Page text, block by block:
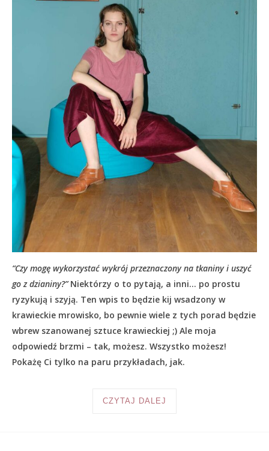
“Czy mogę wykorzystać wykrój przeznaczony na tkaniny i uszyć
go z dzianiny?”Niektórzy o to pytają, a inni… po prostu
ryzykują i szyją. Ten wpis to będzie kij wsadzony w
krawieckie mrowisko, bo pewnie wiele z tych porad będzie
wbrew szanowanej sztuce krawieckiej ;) Ale moja
odpowiedź brzmi – tak, możesz. Wszystko możesz!
Pokażę Ci tylko na paru przykładach, jak.
CZYTAJ DALEJ